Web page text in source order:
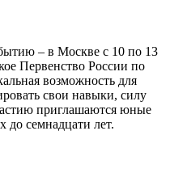
– в Москве с 10 по 13
Первенство России по
возможность для
свои навыки, силу
приглашаются юные
до семнадцати лет.